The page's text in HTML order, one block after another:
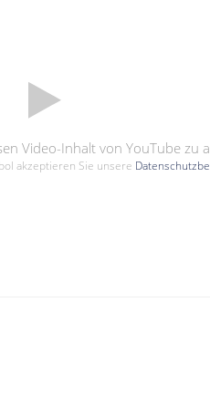
Video-Inhalt von YouTube zu
akzeptieren Sie unsere